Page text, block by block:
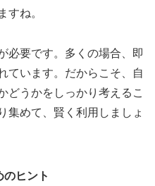
すね。
必要です。多くの場合、即
ています。だからこそ、自
どうかをしっかり考えるこ
集めて、賢く利用しましょ
ヒント